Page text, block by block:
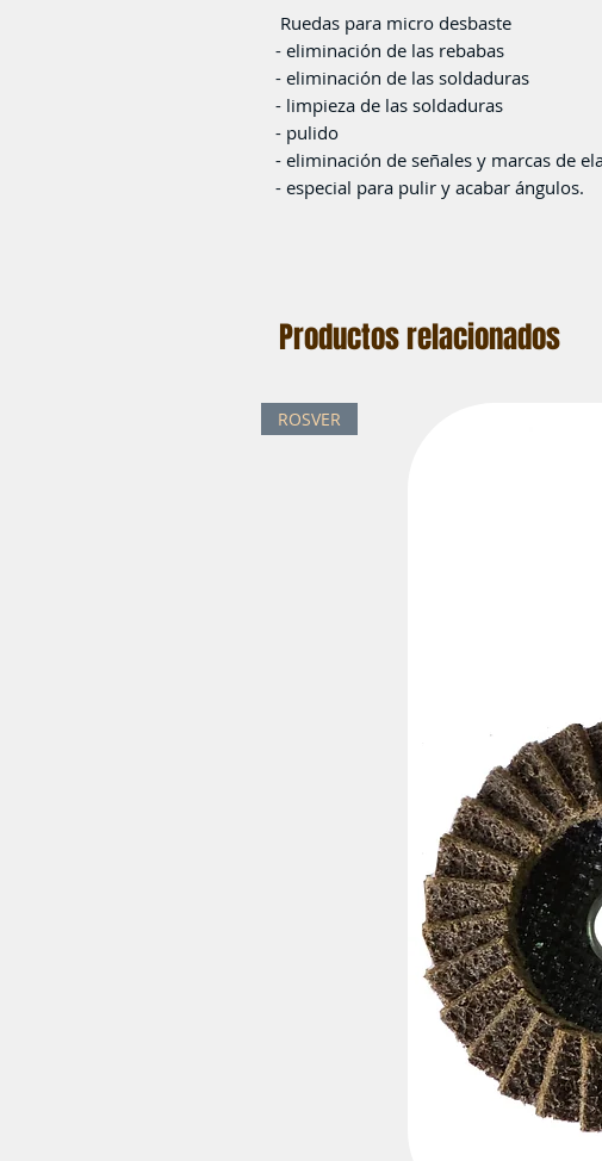
Ruedas para micro desbaste
- eliminación de las rebabas
- eliminación de las soldaduras
- limpieza de las soldaduras
- pulido
- eliminación de señales y marcas de
- especial para pulir y acabar ángulos.
Productos relacionados
ROSVER